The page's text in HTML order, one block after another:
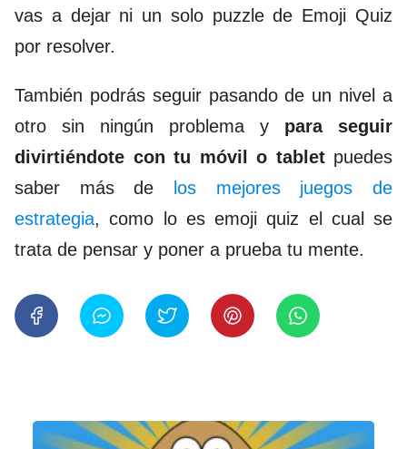
vas a dejar ni un solo puzzle de Emoji Quiz
por resolver.
También podrás seguir pasando de un nivel a
otro sin ningún problema y para seguir
divirtiéndote con tu móvil o tabletpuedes
saber más de
los mejores juegos de
estrategia, como lo es emoji quiz el cual se
trata de pensar y poner a prueba tu mente.